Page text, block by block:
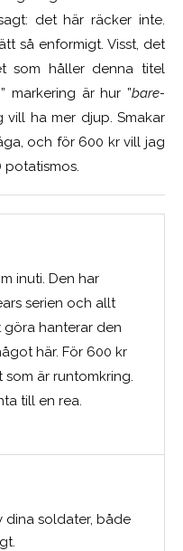
det här räcker inte.
så enformigt. Visst, det
som håller denna titel
markering är hur ”bare-
vill ha mer djup. Smakar
och för 600 kr vill jag
inuti. Den har
serien och allt
göra hanterar den
här. För 600 kr
är runtomkring.
till en rea.
dina soldater, både